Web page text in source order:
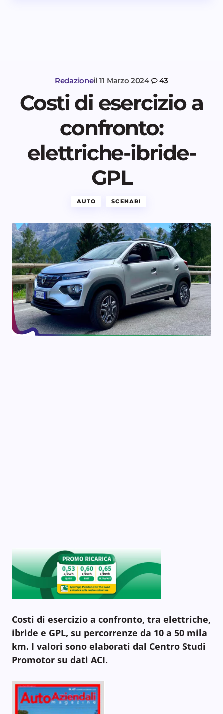
Redazioneil 11 Marzo 2024 43
Costi di esercizio a
confronto:
elettriche-ibride-
GPL
AUTO SCENARI
Costi di esercizio a confronto, tra elettriche,
ibride e GPL, su percorrenze da 10 a 50 mila
km. I valori sono elaborati dal Centro Studi
Promotor su dati ACI.